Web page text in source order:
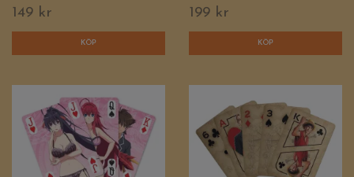
149 kr 199 kr